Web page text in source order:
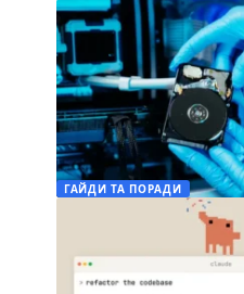
ГАЙДИ ТА ПОРАДИ